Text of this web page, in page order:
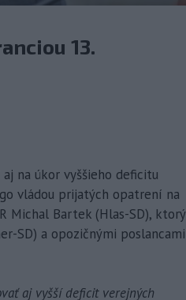
13.
na úkor vyššieho deficitu
vládou prijatých opatrení na
Michal Bartek (Hlas-SD), ktorý
SD) a opozičnými poslancami
aj vyšší deficit verejných